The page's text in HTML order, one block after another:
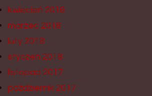
kwiecień 2018
marzec 2018
luty 2018
styczeń 2018
listopad 2017
październik 2017